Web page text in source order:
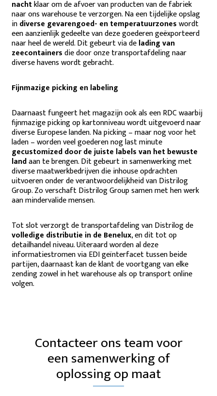
nachtklaar om de afvoer van producten van de fabriek
naar ons warehouse te verzorgen. Na een tijdelijke opslag
indiverse gevarengoed- en temperatuurzoneswordt
een aanzienlijk gedeelte van deze goederen geëxporteerd
naar heel de wereld. Dit gebeurt via delading van
zeecontainersdie door onze transportafdeling naar
diverse havens wordt gebracht.
Fijnmazige picking en labeling
Daarnaast fungeert het magazijn ook als een RDC waarbij
fijnmazige picking op kartonniveau wordt uitgevoerd naar
diverse Europese landen. Na picking – maar nog voor het
laden – worden veel goederen nog last minute
gecustomized door de juiste labels van het bewuste
landaan te brengen. Dit gebeurt in samenwerking met
diverse maatwerkbedrijven die inhouse opdrachten
uitvoeren onder de verantwoordelijkheid van Distrilog
Group. Zo verschaft Distrilog Group samen met hen werk
aan mindervalide mensen.
Tot slot verzorgt de transportafdeling van Distrilog de
volledige distributie in de Benelux, en dit tot op
detailhandel niveau. Uiteraard worden al deze
informatiestromen via EDI geïnterfacet tussen beide
partijen, daarnaast kan de klant de voortgang van elke
zending zowel in het warehouse als op transport online
volgen.
Contacteer ons team voor
een samenwerking of
oplossing op maat